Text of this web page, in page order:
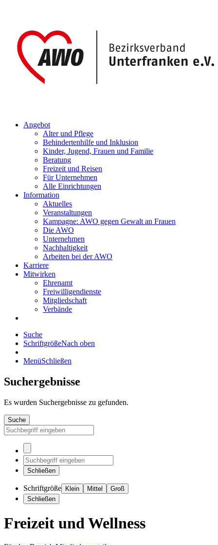
Angebot
Alter und Pflege
Behindertenhilfe und Inklusion
Kinder, Jugend, Frauen und Familie
Beratung
Freizeit und Reisen
Für Unternehmen
Alle Einrichtungen
Information
Aktuelles
Veranstaltungen
Kampagne: AWO gegen Gewalt an Frauen
Die AWO
Unternehmen
Nachhaltigkeit
Arbeiten bei der AWO
Karriere
Mitwirken
Ehrenamt
Freiwilligendienste
Mitgliedschaft
Verbände
Suche
SchriftgrößeNach oben
MenüSchließen
Suchergebnisse
Es wurden Suchergebnisse zu gefunden.
Suche
Schließen
Schriftgröße Klein Mittel
Groß
Schließen
Freizeit und Wellness